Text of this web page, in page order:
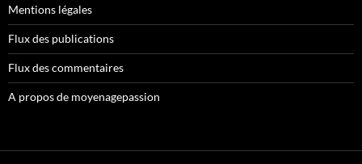
Mentions légales
Flux des publications
Flux des commentaires
A propos de moyenagepassion